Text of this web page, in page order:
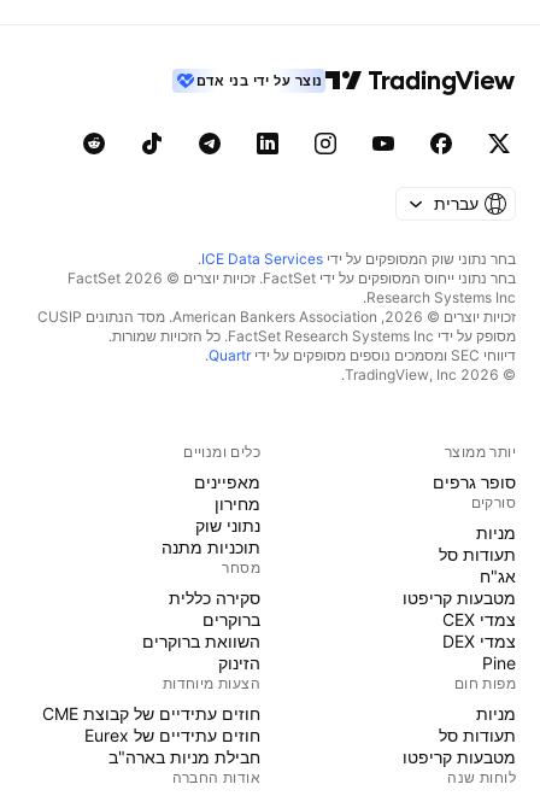
נוצר על ידי בני אדם
עברית
בחר נתוני שוק המסופקים על ידי ICE Data Services
.
בחר נתוני ייחוס המסופקים על ידי FactSet. זכויות יוצרים © 2026 ‏FactSet
Research Systems Inc.‏
זכויות יוצרים © 2026, ‏American Bankers Association. מסד הנתונים CUSIP
מסופק על ידי FactSet Research Systems Inc. כל הזכויות שמורות.
דיווחי SEC ומסמכים נוספים מסופקים על ידי
Quartr
.
© 2026 ‏TradingView, Inc.‏
יותר ממוצר
סופר גרפים
סורקים
מניות‏
תעודות סל
אג"ח
מטבעות קריפטו
צמדי CEX
צמדי DEX
Pine
מפות חום
מניות‏
תעודות סל
מטבעות קריפטו
לוחות שנה
כלים ומנויים
מאפיינים
מחירון
נתוני שוק
תוכניות מתנה
מסחר
סקירה כללית
ברוקרים
השוואת ברוקרים
הזינוק
הצעות מיוחדות
חוזים עתידיים של קבוצת CME
חוזים עתידיים של Eurex
חבילת מניות בארה"ב
אודות החברה